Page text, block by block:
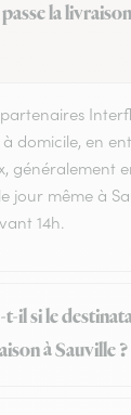
la
domicile, en
généralement
jour même à
14h.
t-il si le
à Sauville ?